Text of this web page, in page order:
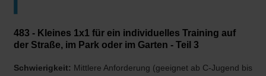
483 - Kleines 1x1 für ein individuelles Training auf
der Straße, im Park oder im Garten - Teil 3
Schwierigkeit: Mittlere Anforderung (geeignet ab C-Jugend bis